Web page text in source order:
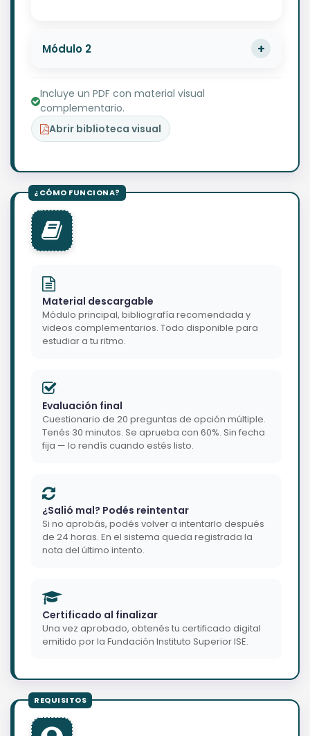
Módulo 2
Incluye un PDF con material visual
complementario.
Abrir biblioteca visual
Material descargable
Módulo principal, bibliografía recomendada y
videos complementarios. Todo disponible para
estudiar a tu ritmo.
Evaluación final
Cuestionario de 20 preguntas de opción múltiple.
Tenés 30 minutos. Se aprueba con 60%. Sin fecha
fija — lo rendís cuando estés listo.
¿Salió mal? Podés reintentar
Si no aprobás, podés volver a intentarlo después
de 24 horas. En el sistema queda registrada la
nota del último intento.
Certificado al finalizar
Una vez aprobado, obtenés tu certificado digital
emitido por la Fundación Instituto Superior ISE.